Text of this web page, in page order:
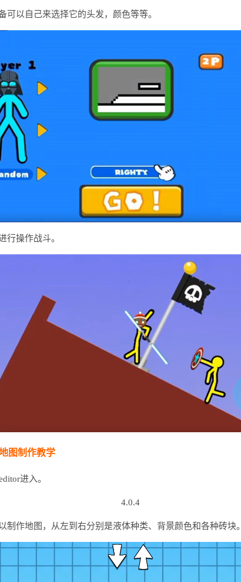
可以自己来选择它的头发，颜色等等。
行操作战斗。
图制作教学
进入。
4.0.4
制作地图，从左到右分别是液体种类、背景颜色和各种砖块。